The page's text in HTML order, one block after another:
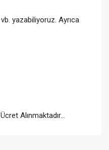
yazabiliyoruz. Ayrıca
Alınmaktadır…